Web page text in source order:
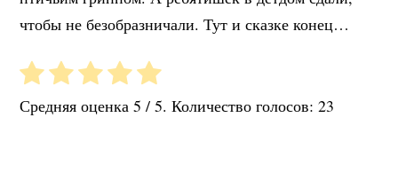
чтобы не безобразничали. Тут и сказке конец…
Средняя оценка5 / 5. Количество голосов:23